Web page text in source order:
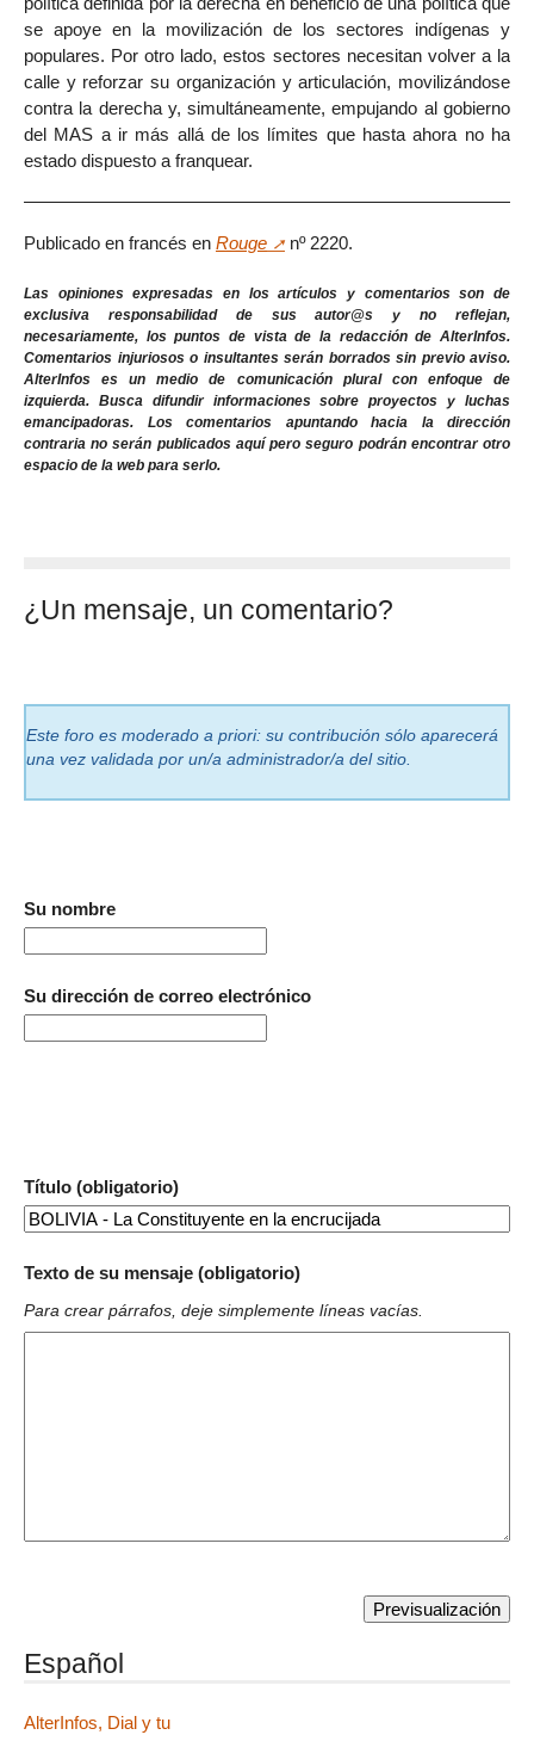
se apoye en la movilización de los sectores indígenas y
populares. Por otro lado, estos sectores necesitan volver a la
calle y reforzar su organización y articulación, movilizándose
contra la derecha y, simultáneamente, empujando al gobierno
del MAS a ir más allá de los límites que hasta ahora no ha
estado dispuesto a franquear.
Publicado en francés en Rouge nº 2220.
Las opiniones expresadas en los artículos y comentarios son de
exclusiva responsabilidad de sus autor@s y no reflejan,
necesariamente, los puntos de vista de la redacción de AlterInfos.
Comentarios injuriosos o insultantes serán borrados sin previo aviso.
AlterInfos es un medio de comunicación plural con enfoque de
izquierda. Busca difundir informaciones sobre proyectos y luchas
emancipadoras. Los comentarios apuntando hacia la dirección
contraria no serán publicados aquí pero seguro podrán encontrar otro
espacio de la web para serlo.
¿Un mensaje, un comentario?
Este foro es moderado a priori: su contribución sólo aparecerá
una vez validada por un/a administrador/a del sitio.
Su nombre
Su dirección de correo electrónico
Título (obligatorio)
Texto de su mensaje (obligatorio)
Para crear párrafos, deje simplemente líneas vacías.
Español
AlterInfos, Dial y tu